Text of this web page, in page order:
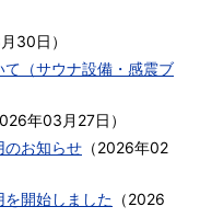
30日 ）
（サウナ設備・感震ブ
年03月27日 ）
のお知らせ （2026年02
開始しました （2026